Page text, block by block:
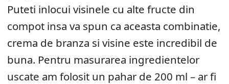
Puteti inlocui visinele cu alte fructe din
compot insa va spun ca aceasta combinatie,
crema de branza si visine este incredibil de
buna. Pentru masurarea ingredientelor
uscate am folosit un pahar de 200 ml – ar fi